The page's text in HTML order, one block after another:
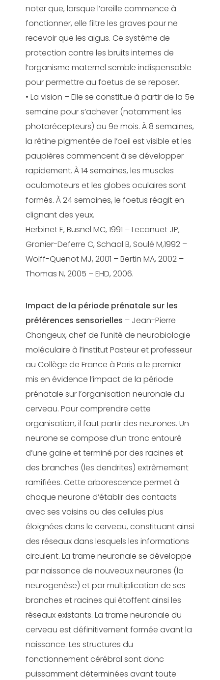
noter que, lorsque l’oreille commence à
fonctionner, elle filtre les graves pour ne
recevoir que les aigus. Ce système de
protection contre les bruits internes de
l’organisme maternel semble indispensable
pour permettre au foetus de se reposer.
• La vision – Elle se constitue à partir de la 5e
semaine pour s’achever (notamment les
photorécepteurs) au 9e mois. À 8 semaines,
la rétine pigmentée de l’oeil est visible et les
paupières commencent à se développer
rapidement. À 14 semaines, les muscles
oculomoteurs et les globes oculaires sont
formés. À 24 semaines, le foetus réagit en
clignant des yeux.
Herbinet E, Busnel MC, 1991 – Lecanuet JP,
Granier-Deferre C, Schaal B, Soulé M,1992 –
Wolff-Quenot MJ, 2001 – Bertin MA, 2002 –
Thomas N, 2005 – EHD, 2006.
Impact de la période prénatale sur les
préférences sensorielles – Jean-Pierre
Changeux, chef de l’unité de neurobiologie
moléculaire à l’institut Pasteur et professeur
au Collège de France à Paris a le premier
mis en évidence l’impact de la période
prénatale sur l’organisation neuronale du
cerveau. Pour comprendre cette
organisation, il faut partir des neurones. Un
neurone se compose d’un tronc entouré
d’une gaine et terminé par des racines et
des branches (les dendrites) extrêmement
ramifiées. Cette arborescence permet à
chaque neurone d’établir des contacts
avec ses voisins ou des cellules plus
éloignées dans le cerveau, constituant ainsi
des réseaux dans lesquels les informations
circulent. La trame neuronale se développe
par naissance de nouveaux neurones (la
neurogenèse) et par multiplication de ses
branches et racines qui étoffent ainsi les
réseaux existants. La trame neuronale du
cerveau est définitivement formée avant la
naissance. Les structures du
fonctionnement cérébral sont donc
puissamment déterminées avant toute